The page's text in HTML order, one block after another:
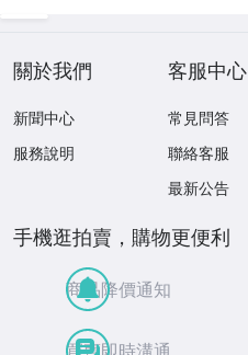
關於我們
新聞中心
服務說明
客服中心
常見問答
聯絡客服
最新公告
手機逛拍賣，購物更便利
商品降價通知